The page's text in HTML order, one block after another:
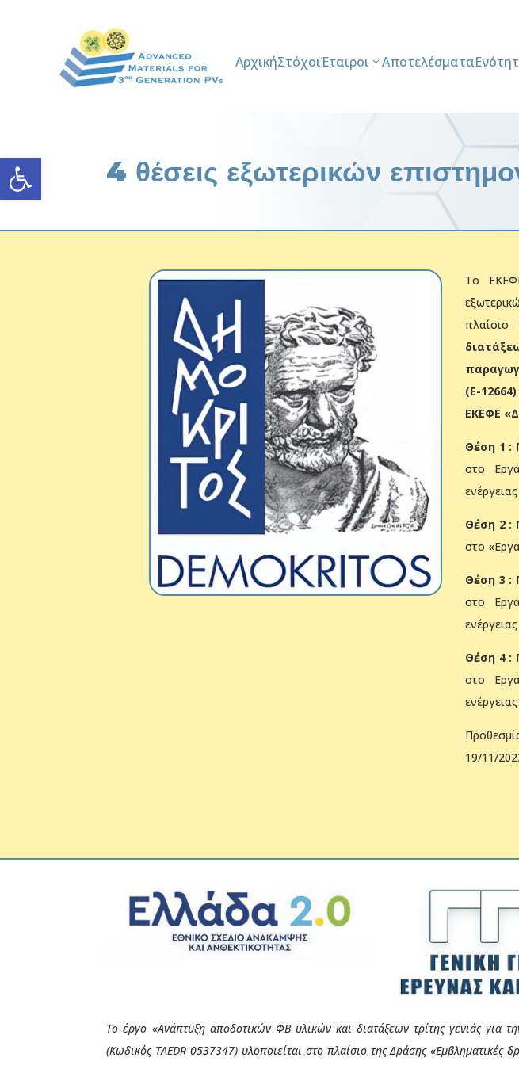
Ανοίξτε τη γραμμή εργαλείων
ΑρχικήΣτόχοιΈταιροι Αποτελέσματα
4 θέσεις εξωτερικών
Το
πλαίσιο
(Ε-12664)
ΕΚΕΦΕ
Θέση 1 :
στο
Θέση 2 :
στο
Θέση 3 :
στο
Θέση 4 :
στο
19/11/
Το έργο «Ανάπτυξη αποδοτικών ΦΒ υλικών και διατάξεων τρίτης γενιάς για
(Κωδικός TAEDR 0537347) υλοποιείται στο πλαίσιο της Δράσης «Εμβληματικές